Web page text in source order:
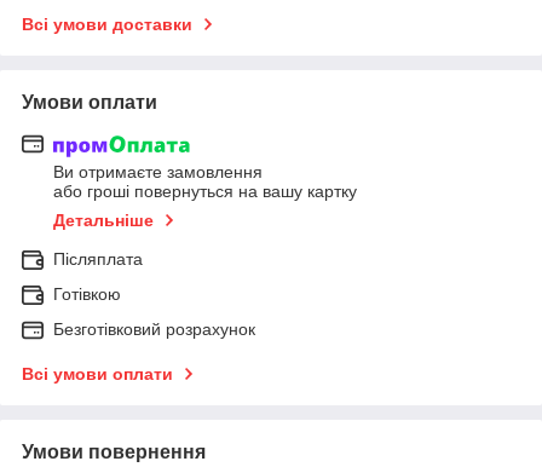
Всі умови доставки
Умови оплати
Ви отримаєте замовлення
або гроші повернуться на вашу картку
Детальніше
Післяплата
Готівкою
Безготівковий розрахунок
Всі умови оплати
Умови повернення